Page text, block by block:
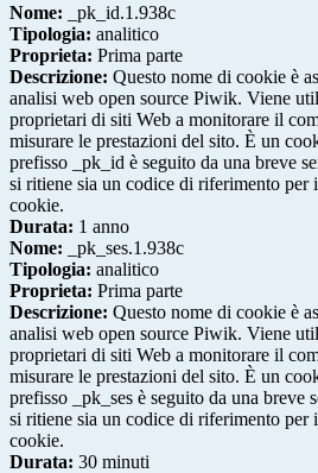
Nome: _pk_id.1.938c
Tipologia: analitico
Proprieta: Prima parte
Descrizione: Questo nome di cookie è
analisi web open source Piwik. Viene
proprietari di siti Web a monitorare il
misurare le prestazioni del sito. È un
prefisso _pk_id è seguito da una breve
si ritiene sia un codice di riferimento per
cookie.
Durata: 1 anno
Nome: _pk_ses.1.938c
Tipologia: analitico
Proprieta: Prima parte
Descrizione: Questo nome di cookie è
analisi web open source Piwik. Viene
proprietari di siti Web a monitorare il
misurare le prestazioni del sito. È un
prefisso _pk_ses è seguito da una breve
si ritiene sia un codice di riferimento per
cookie.
Durata: 30 minuti